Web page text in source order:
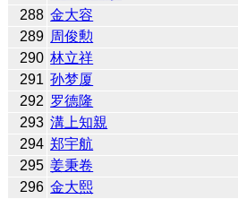
288 金大容
289 周俊勲
290 林立祥
291 孙梦厦
292 罗德隆
293 溝上知親
294 郑宇航
295 姜秉卷
296 金大熙